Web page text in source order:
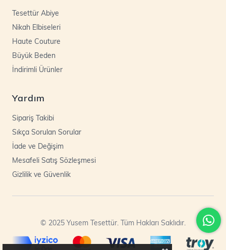
Tesettür Abiye
Nikah Elbiseleri
Haute Couture
Büyük Beden
İndirimli Ürünler
Yardım
Sipariş Takibi
Sıkça Sorulan Sorular
İade ve Değişim
Mesafeli Satış Sözleşmesi
Gizlilik ve Güvenlik
© 2025 Yusem Tesettür. Tüm Hakları Saklıdır.